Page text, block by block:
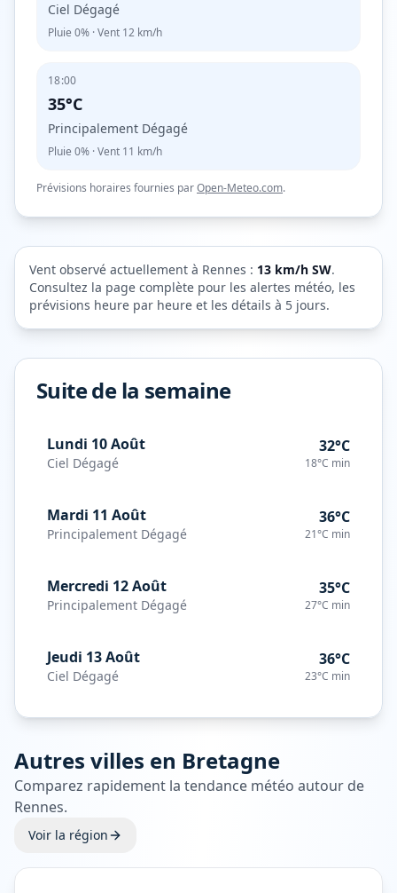
Ciel Dégagé
Pluie 0% · Vent 12 km/h
18:00
35°C
Principalement Dégagé
Pluie 0% · Vent 11 km/h
Prévisions horaires fournies parOpen-Meteo.com.
Vent observé actuellement à Rennes : 13 km/h SW.
Consultez la page complète pour les alertes météo, les
prévisions heure par heure et les détails à 5 jours.
Suite de la semaine
Lundi 10 Août
Ciel Dégagé
32°C
18°C min
Mardi 11 Août
Principalement Dégagé
36°C
21°C min
Mercredi 12 Août
Principalement Dégagé
35°C
27°C min
Jeudi 13 Août
Ciel Dégagé
36°C
23°C min
Autres villes en Bretagne
Comparez rapidement la tendance météo autour de
Rennes.
Voir la région